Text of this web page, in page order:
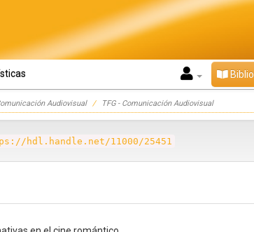
Audiovisual TFG - Comunicación Audiovisual
hdl.handle.net/11000/25451